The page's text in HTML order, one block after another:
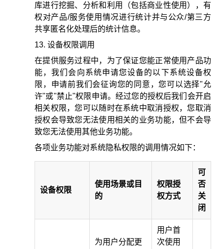
库进行挖掘、分析和利用（包括商业性使用），有
权对产品/服务使用情况进行统计并与公众/第三方
共享匿名化处理后的统计信息。
设备权限调用
在提供服务过程中，为了保证您能正常使用产品功
能，我们会向系统申请您设备的以下系统设备权
限，申请前我们会征询您的同意，您可以选择"允
许"或"禁止"权限申请。经过您的授权后我们会开启
相关权限，您可以随时在系统中取消授权，您取消
授权会导致您无法使用相关的业务功能，但不会导
致您无法使用其他业务功能。
各项业务功能对系统隐私权限的调用情况如下：
设备权限
使用场景或目
的
权限授
权方式
可
否
关
闭
为用户分配更
用户首
次使用